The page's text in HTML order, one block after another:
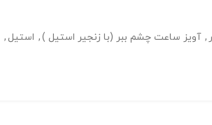
, آویز ساعت چشم ببر (با زنجیر استیل ), استیل ,